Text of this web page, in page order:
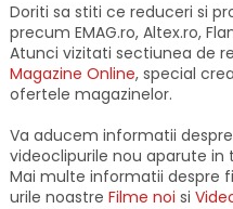
Doriti sa stiti ce reduceri si
precum EMAG.ro, Altex.ro,
Atunci vizitati sectiunea de
Magazine Online, special
ofertele magazinelor.
Va aducem informatii
videoclipurile nou aparute in
Mai multe informatii despre
urile noastre Filme noi si